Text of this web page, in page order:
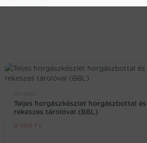
szabadban.
Teljes horgászkészlet horgászbottal és
rekeszes tárolóval (BBL)
9.490 Ft